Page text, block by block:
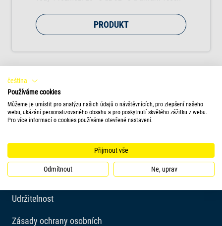
PRODUKT
Společnost
Imprint
Udržitelnost
Zásady ochrany osobních
čeština
Používáme cookies
Můžeme je umístit pro analýzu našich údajů o návštěvnících, pro zlepšení našeho
webu, ukázání personalizovaného obsahu a pro poskytnutí skvělého zážitku z webu.
Pro více informací o cookies používáme otevřené nastavení.
Přijmout vše
Odmítnout Ne, uprav